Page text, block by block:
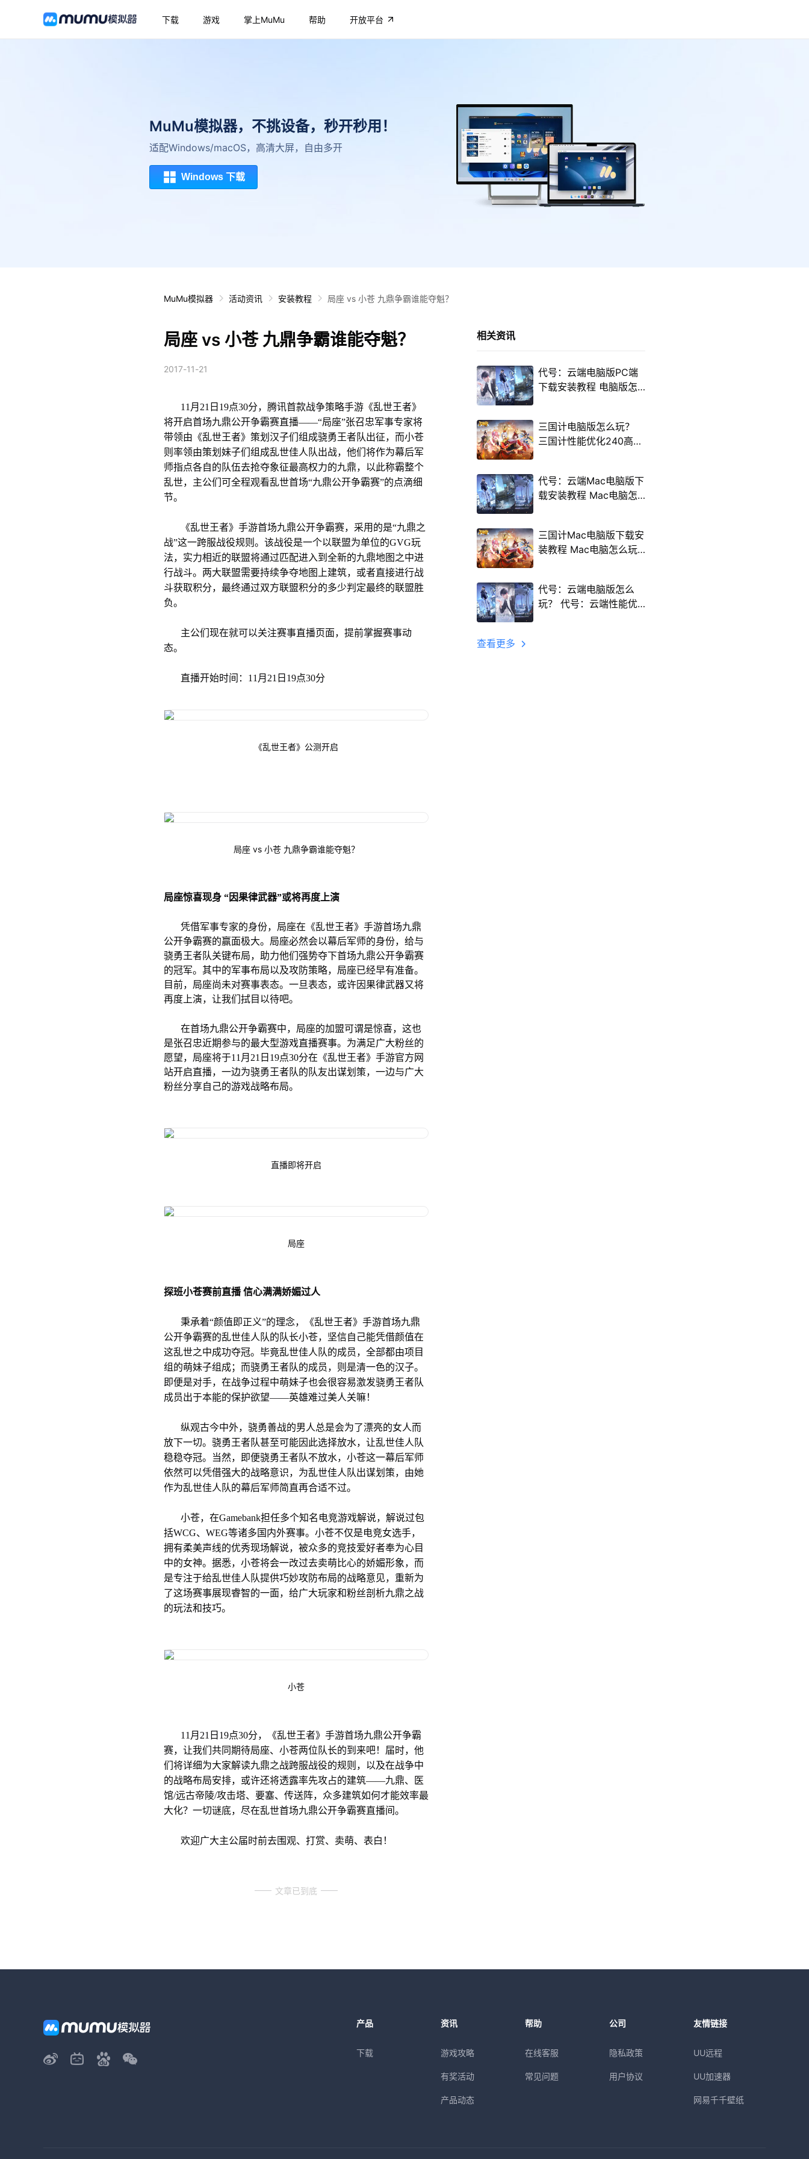
下载 游戏 掌上MuMu 帮助 开放平台
MuMu模拟器，不挑设备，秒开秒用！
适配Windows/macOS，高清大屏，自由多开
Windows 下载
MuMu模拟器 活动资讯 安装教程 局座 vs 小苍 九鼎争霸谁能夺魁？
局座 vs 小苍 九鼎争霸谁能夺魁？
2017-11-21
11月21日19点30分，腾讯首款战争策略手游《乱世王者》
将开启首场九鼎公开争霸赛直播——“局座”张召忠军事专家将
带领由《乱世王者》策划汉子们组成骁勇王者队出征，而小苍
则率领由策划妹子们组成乱世佳人队出战，他们将作为幕后军
师指点各自的队伍去抢夺象征最高权力的九鼎，以此称霸整个
乱世，主公们可全程观看乱世首场“九鼎公开争霸赛”的点滴细
节。
《乱世王者》手游首场九鼎公开争霸赛，采用的是“九鼎之
战”这一跨服战役规则。该战役是一个以联盟为单位的GVG玩
法，实力相近的联盟将通过匹配进入到全新的九鼎地图之中进
行战斗。两大联盟需要持续争夺地图上建筑，或者直接进行战
斗获取积分，最终通过双方联盟积分的多少判定最终的联盟胜
负。
主公们现在就可以关注赛事直播页面，提前掌握赛事动
态。
直播开始时间：11月21日19点30分
《乱世王者》公测开启
局座 vs 小苍 九鼎争霸谁能夺魁？
局座惊喜现身 “因果律武器”或将再度上演
凭借军事专家的身份，局座在《乱世王者》手游首场九鼎
公开争霸赛的赢面极大。局座必然会以幕后军师的身份，给与
骁勇王者队关键布局，助力他们强势夺下首场九鼎公开争霸赛
的冠军。其中的军事布局以及攻防策略，局座已经早有准备。
目前，局座尚未对赛事表态。一旦表态，或许因果律武器又将
再度上演，让我们拭目以待吧。
在首场九鼎公开争霸赛中，局座的加盟可谓是惊喜，这也
是张召忠近期参与的最大型游戏直播赛事。为满足广大粉丝的
愿望，局座将于11月21日19点30分在《乱世王者》手游官方网
站开启直播，一边为骁勇王者队的队友出谋划策，一边与广大
粉丝分享自己的游戏战略布局。
直播即将开启
局座
探班小苍赛前直播 信心满满娇媚过人
秉承着“颜值即正义”的理念，《乱世王者》手游首场九鼎
公开争霸赛的乱世佳人队的队长小苍，坚信自己能凭借颜值在
这乱世之中成功夺冠。毕竟乱世佳人队的成员，全部都由项目
组的萌妹子组成；而骁勇王者队的成员，则是清一色的汉子。
即便是对手，在战争过程中萌妹子也会很容易激发骁勇王者队
成员出于本能的保护欲望——英雄难过美人关嘛！
纵观古今中外，骁勇善战的男人总是会为了漂亮的女人而
放下一切。骁勇王者队甚至可能因此选择放水，让乱世佳人队
稳稳夺冠。当然，即便骁勇王者队不放水，小苍这一幕后军师
依然可以凭借强大的战略意识，为乱世佳人队出谋划策，由她
作为乱世佳人队的幕后军师简直再合适不过。
小苍，在Gamebank担任多个知名电竞游戏解说，解说过包
括WCG、WEG等诸多国内外赛事。小苍不仅是电竞女选手，
拥有柔美声线的优秀现场解说，被众多的竞技爱好者奉为心目
中的女神。据悉，小苍将会一改过去卖萌比心的娇媚形象，而
是专注于给乱世佳人队提供巧妙攻防布局的战略意见，重新为
了这场赛事展现睿智的一面，给广大玩家和粉丝剖析九鼎之战
的玩法和技巧。
小苍
11月21日19点30分，《乱世王者》手游首场九鼎公开争霸
赛，让我们共同期待局座、小苍两位队长的到来吧！届时，他
们将详细为大家解读九鼎之战跨服战役的规则，以及在战争中
的战略布局安排，或许还将透露率先攻占的建筑——九鼎、医
馆/远古帝陵/攻击塔、要塞、传送阵，众多建筑如何才能效率最
大化？一切谜底，尽在乱世首场九鼎公开争霸赛直播间。
欢迎广大主公届时前去围观、打赏、卖萌、表白！
文章已到底
相关资讯
代号：云端电脑版PC端
下载安装教程 电脑版怎
三国计电脑版怎么玩？
三国计性能优化240高帧
代号：云端Mac电脑版下
载安装教程 Mac电脑怎
三国计Mac电脑版下载安
装教程 Mac电脑怎么玩
代号：云端电脑版怎么
玩？ 代号：云端性能优
查看更多
产品
下载
资讯
游戏攻略
有奖活动
产品动态
帮助
在线客服
常见问题
公司
隐私政策
用户协议
友情链接
UU远程
UU加速器
网易千千壁纸